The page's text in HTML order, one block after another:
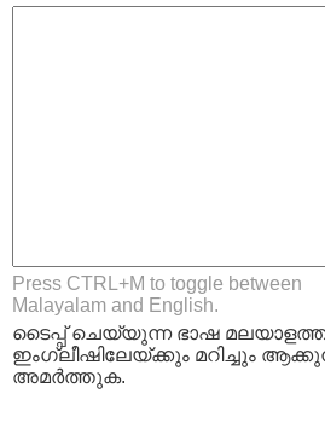
Press CTRL+M to toggle between
Malayalam and English.
ടൈപ്പ്‌ ചെയ്യുന്ന ഭാഷ
ഇംഗ്ലീഷിലേയ്ക്കും മറിച്ചും
അമര്‍ത്തുക.